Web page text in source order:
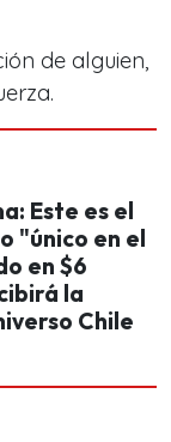
de alguien,
Este es el
"único en el
en $6
la
Chile